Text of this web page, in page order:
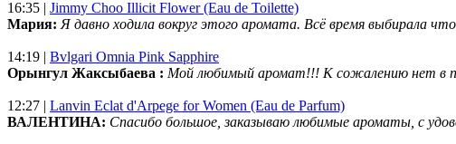
16:35 | Jimmy Choo Illicit Flower (Eau de Toilette)
Мария: Я давно ходила вокруг этого аромата. Всё время выбирала
14:19 | Bvlgari Omnia Pink Sapphire
Орынгул Жаксыбаева : Мой любимый аромат!!! К сожалению нет
12:27 | Lanvin Eclat d'Arpege for Women (Eau de Parfum)
ВАЛЕНТИНА: Спасибо большое, заказываю любимые ароматы, с